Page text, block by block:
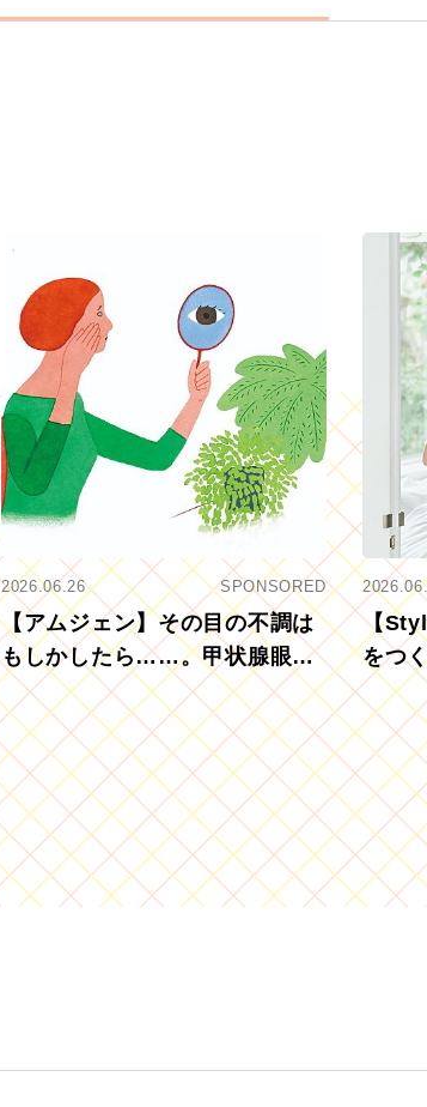
2026.06.26 SPONSORED
【アムジェン】その目の不調は
もしかしたら……。甲状腺眼症
を知っていますか？
【
をつ